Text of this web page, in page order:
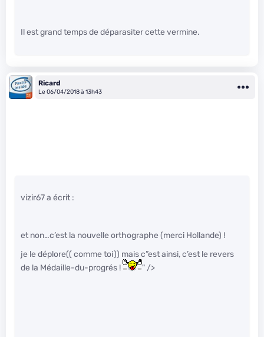
Il est grand temps de déparasiter cette vermine.
Ricard
Le 06/04/2018 à 13h43
vizir67 a écrit :
et non…c’est la nouvelle orthographe (merci Hollande) !
je le déplore(( comme toi)) mais c”est ainsi, c’est le revers
de la Médaille-du-progrés !
" />